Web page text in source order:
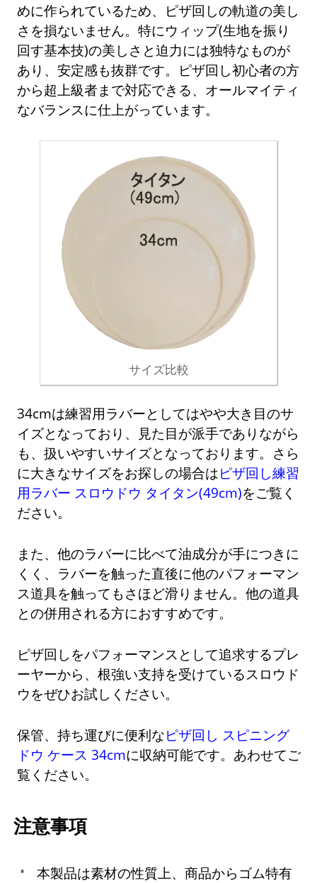
めに作られているため、ピザ回しの軌道の美し
さを損ないません。特にウィップ(生地を振り
回す基本技)の美しさと迫力には独特なものが
あり、安定感も抜群です。ピザ回し初心者の方
から超上級者まで対応できる、オールマイティ
なバランスに仕上がっています。
サイズ比較
34cmは練習用ラバーとしてはやや大き目のサ
イズとなっており、見た目が派手でありながら
も、扱いやすいサイズとなっております。さら
に大きなサイズをお探しの場合はピザ回し練習
用ラバー スロウドウ タイタン(49cm)をご覧く
ださい。
また、他のラバーに比べて油成分が手につきに
くく、ラバーを触った直後に他のパフォーマン
ス道具を触ってもさほど滑りません。他の道具
との併用される方におすすめです。
ピザ回しをパフォーマンスとして追求するプレ
ーヤーから、根強い支持を受けているスロウド
ウをぜひお試しください。
保管、持ち運びに便利なピザ回し スピニング
ドウ ケース 34cmに収納可能です。あわせてご
覧ください。
注意事項
本製品は素材の性質上、商品からゴム特有